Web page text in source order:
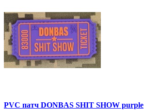
PVC патч DONBAS SHIT SHOW purple